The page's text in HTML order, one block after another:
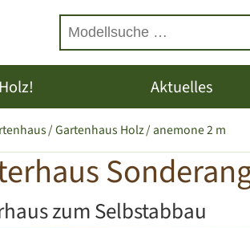
Aktuelles
Gartenhaus Holz anemone 2 m
zum Selbstabbau